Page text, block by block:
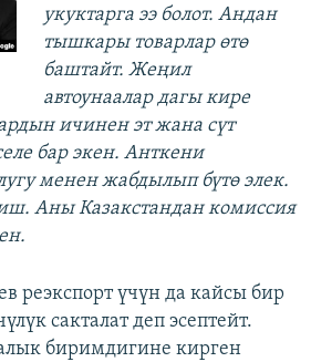
укуктарга ээ болот. Андан
тышкары товарлар өтө
баштайт. Жеңил
автоунаалар дагы кире
ичинен эт жана сүт
бар экен. Анткени
менен жабдылып бүтө элек.
Аны Казакстандан комиссия
реэкспорт үчүн да кайсы бир
сакталат деп эсептейт.
биримдигине кирген